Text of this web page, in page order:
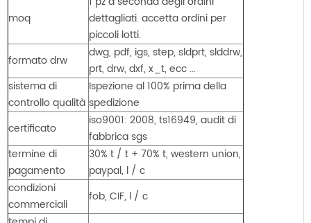
moq
dettagliati. accetta ordini per
piccoli lotti.
formato drw
dwg, pdf, igs, step, sldprt, slddrw,
prt, drw, dxf, x_t, ecc ...
sistema di
controllo qualità
Ispezione al 100% prima della
spedizione
certificato
iso9001: 2008, ts16949, audit di
fabbrica sgs
termine di
pagamento
30% t / t + 70% t, western union,
paypal, l / c
condizioni
commerciali
fob, CIF, l / c